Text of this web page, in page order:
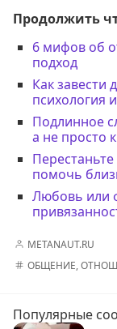
Продолжить
6 мифов об
подход
Как завести
психология
Подлинное
а не просто
помочь
Любовь или
METANAUT.RU
ОБЩЕНИЕ,
Популярные